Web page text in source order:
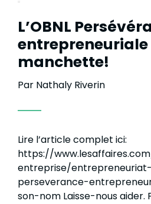
L’OBNL
manchette!
Par Nathaly Riverin
Lire l’article complet ici:
https://
entreprise/
perseverance-
son-nom Laisse-nous aider.